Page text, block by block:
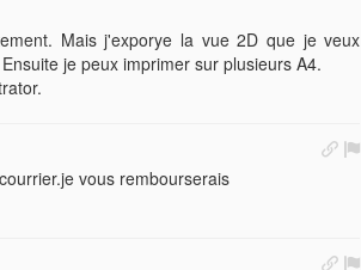
Mais j'exporye la vue 2D que je veux
je peux imprimer sur plusieurs A4.
vous rembourserais